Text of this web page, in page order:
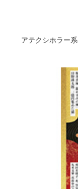
アテクシホラー系